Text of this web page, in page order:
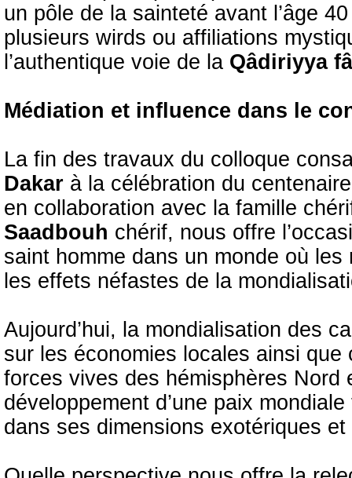
un pôle de la sainteté avant l’âge
plusieurs wirds ou affiliations
l’authentique voie de la Qâdiriyya
Médiation et influence dans le
La fin des travaux du colloque
Dakar à la célébration du
en collaboration avec la famille
Saadbouh chérif, nous offre
saint homme dans un monde où
les effets néfastes de la
Aujourd’hui, la mondialisation des
sur les économies locales ainsi
forces vives des hémisphères Nord
développement d’une paix
dans ses dimensions exotériques